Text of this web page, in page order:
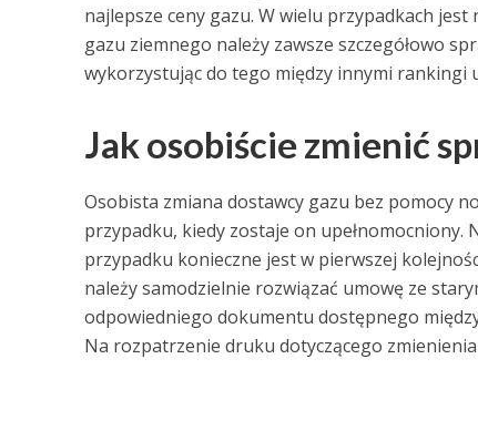
najlepsze ceny gazu. W wielu przypadkach
gazu ziemnego należy zawsze szczegółowo
wykorzystując do tego między innymi rankingi
Jak osobiście zmienić
Osobista zmiana dostawcy gazu bez pomocy
przypadku, kiedy zostaje on upełnomocniony.
przypadku konieczne jest w pierwszej
należy samodzielnie rozwiązać umowę ze
odpowiedniego dokumentu dostępnego
Na rozpatrzenie druku dotyczącego